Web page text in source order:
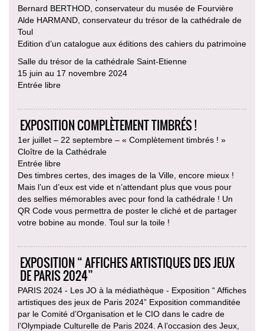
Bernard BERTHOD, conservateur du musée de Fourvière
Alde HARMAND, conservateur du trésor de la cathédrale de
Toul
Edition d’un catalogue aux éditions des cahiers du patrimoine
Salle du trésor de la cathédrale Saint-Etienne
15 juin au 17 novembre 2024
Entrée libre
EXPOSITION COMPLÈTEMENT TIMBRÉS !
1er juillet – 22 septembre – « Complètement timbrés ! »
Cloître de la Cathédrale
Entrée libre
Des timbres certes, des images de la Ville, encore mieux !
Mais l’un d’eux est vide et n’attendant plus que vous pour
des selfies mémorables avec pour fond la cathédrale ! Un
QR Code vous permettra de poster le cliché et de partager
votre bobine au monde. Toul sur la toile !
EXPOSITION “ AFFICHES ARTISTIQUES DES JEUX
DE PARIS 2024”
PARIS 2024 - Les JO à la médiathèque - Exposition “ Affiches
artistiques des jeux de Paris 2024” Exposition commanditée
par le Comité d’Organisation et le CIO dans le cadre de
l’Olympiade Culturelle de Paris 2024. A l’occasion des Jeux,